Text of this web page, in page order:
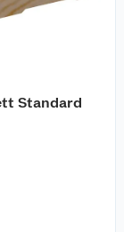
Standard